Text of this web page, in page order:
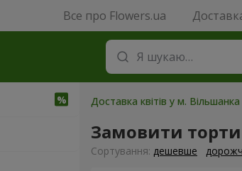
Все про Flowers.ua
Доставка квітів у м. Вільшанка
Замовити торти
Сортування: дешевше